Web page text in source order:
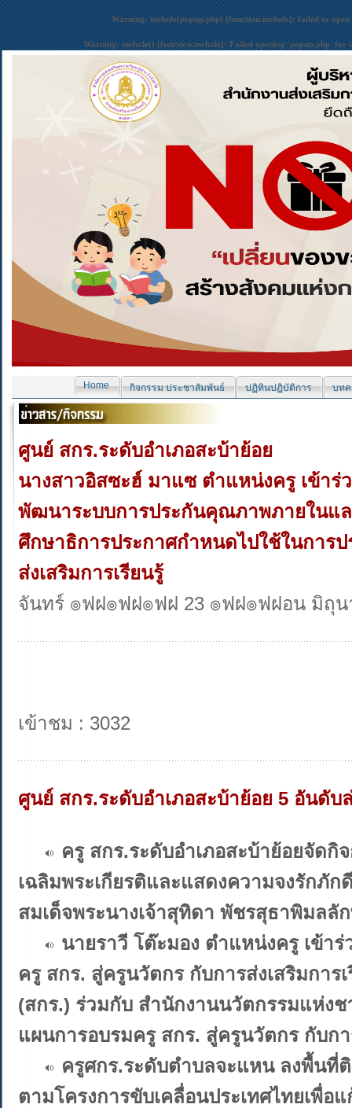
Warning: include(popup.php) [function.include]: failed to
Warning: include() [function.include]: Failed opening 'popup.php' for
Home กิจกรรม ประชาสัมพันธ์ ปฏิทินปฏิบัติการ บทค
ศูนย์ สกร.ระดับอำเภอสะบ้าย้อย
นางสาวอิสซะฮ์ มาแซ ตำแหน่งครู เข้า
พัฒนาระบบการประกันคุณภาพภายในแ
ศึกษาธิการประกาศกำหนดไปใช้ในกา
ส่งเสริมการเรียนรู้
จันทร์ ๏ฟฝ๏ฟฝ๏ฟฝ 23 ๏ฟฝ๏ฟฝอน มิถุน
เข้าชม : 3032
ศูนย์ สกร.ระดับอำเภอสะบ้าย้อย 5 อันดับ
ครู สกร.ระดับอำเภอสะบ้าย้อยจัดกิ
เฉลิมพระเกียรติและแสดงความจงรักภั
สมเด็จพระนางเจ้าสุทิดา พัชรสุธาพิมล
นายราวี โต๊ะมอง ตำแหน่งครู เข้า
ครู สกร. สู่ครูนวัตกร กับการส่งเสริมการ
(สกร.) ร่วมกับ สำนักงานนวัตกรรมแห่ง
แผนการอบรมครู สกร. สู่ครูนวัตกร กับก
ครูศกร.ระดับตำบลจะแหน ลงพื้นที่
ตามโครงการขับเคลื่อนประเทศไทยเพื่